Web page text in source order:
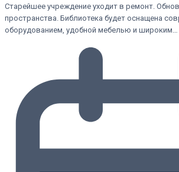
Старейшее учреждение уходит в ремонт.
пространства. Библиотека будет оснащена
оборудованием, удобной мебелью и широким…